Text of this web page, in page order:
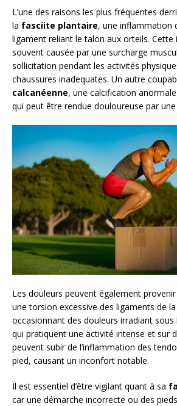
L’une des raisons les plus fréquentes
la fasciite plantaire, une inflammation
ligament reliant le talon aux orteils.
souvent causée par une surcharge
sollicitation pendant les activités
chaussures inadequates. Un autre
calcanéenne, une calcification
qui peut être rendue douloureuse par
Les douleurs peuvent également provenir
une torsion excessive des ligaments de
occasionnant des douleurs irradiant sous
qui pratiquent une activité intense et sur
peuvent subir de l’inflammation des
pied, causant un inconfort notable.
Il est essentiel d’être vigilant quant à sa
car une démarche incorrecte ou des